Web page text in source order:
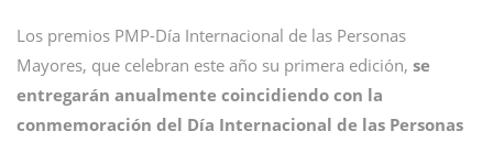
Los premios PMP-Día Internacional de las Personas
Mayores, que celebran este año su primera edición, se
entregarán anualmente coincidiendo con la
conmemoración del Día Internacional de las Personas